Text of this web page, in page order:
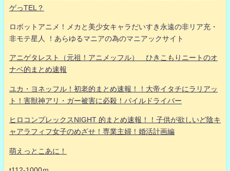
ゲっTEL？
ロボットアニメ！メカと美少女キャラだいすき永遠の非リア充・
非モテ星人 ！あらゆるマニアの為のマニアックサイト
アニゲタレスト（元祖！アニメッフル） ひきこもりニートのオ
ナベ的まとめ速報
ユカ・ヨネッフル！初老的まとめ速報！！大帝イタチにラリアッ
ト！害獣神アリ・ガー被害に必殺！パイルドライバー
ヒロコンプレックスNIGHT 的まとめ速報！！子供が欲しいど陰キ
ャアラフィフ女子のめざせ！専業主婦！婚活計画編
萌えっとこあに！